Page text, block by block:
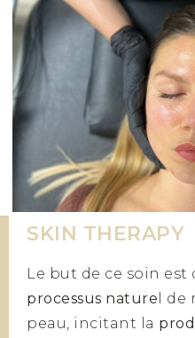
SKIN THERAPY
Le but de ce soin est
processus nature l
peau, incitant la